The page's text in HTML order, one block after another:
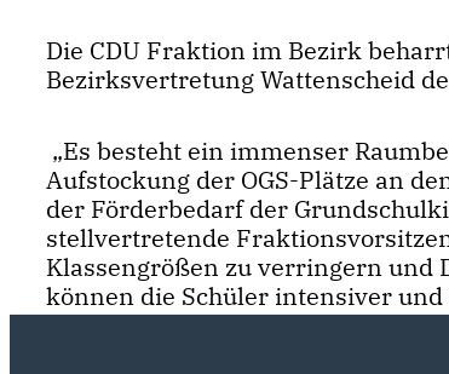
Die CDU Fraktion im Bezirk
Bezirksvertretung Wattenscheid
Es besteht ein immenser
Aufstockung der OGS-Plätze an
der Förderbedarf der
stellvertretende
Klassengrößen zu verringern und
können die Schüler intensiver